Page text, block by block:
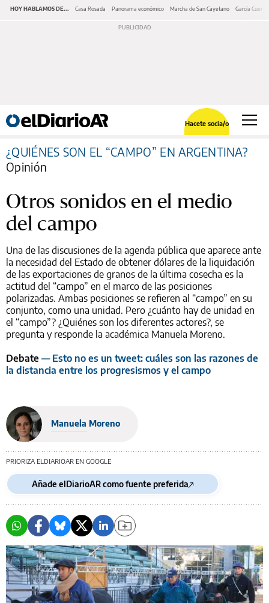
HOY HABLAMOS DE... Casa Rosada Panorama económico Marcha de San Cayetano García Cuerva
Hacete socia/o
¿QUIÉNES SON EL “CAMPO” EN ARGENTINA?
Opinión
Otros sonidos en el medio
del campo
Una de las discusiones de la agenda pública que aparece ante
la necesidad del Estado de obtener dólares de la liquidación
de las exportaciones de granos de la última cosecha es la
actitud del “campo” en el marco de las posiciones
polarizadas. Ambas posiciones se refieren al “campo” en su
conjunto, como una unidad. Pero ¿cuánto hay de unidad en
el “campo”? ¿Quiénes son los diferentes actores?, se
pregunta y responde la académica Manuela Moreno.
Debate — Esto no es un tweet: cuáles son las razones de
la distancia entre los progresismos y el campo
Manuela Moreno
PRIORIZA ELDIARIOAR EN GOOGLE
Añade elDiarioAR como fuente preferida